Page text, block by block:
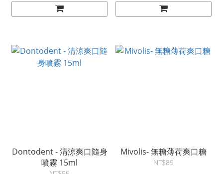
Dontodent - 清涼爽口隨身
噴霧 15ml
Mivolis- 無糖薄荷爽口糖
NT$89